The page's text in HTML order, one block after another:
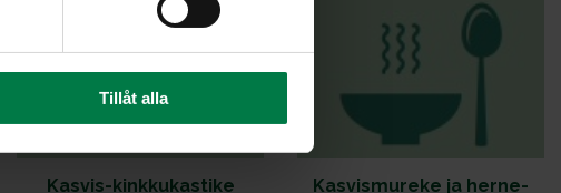
Tillåt alla
Kasvis-kinkkukastike
Kasvismureke ja herne-